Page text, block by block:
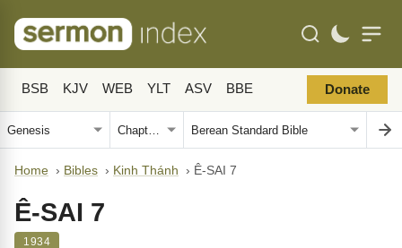
BSB KJV WEB YLT ASV BBE Donate
Home › Bibles › Kinh Thánh › Ê-SAI 7
Ê-SAI 7
1934